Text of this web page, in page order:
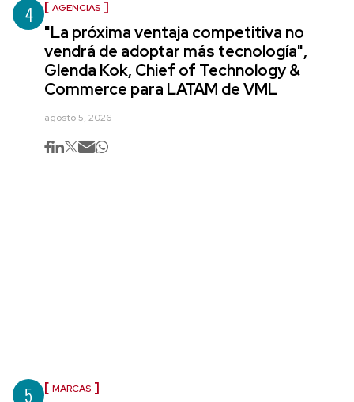
4 AGENCIAS
"La próxima ventaja competitiva no
vendrá de adoptar más tecnología",
Glenda Kok, Chief of Technology &
Commerce para LATAM de VML
agosto 5, 2026
5 MARCAS